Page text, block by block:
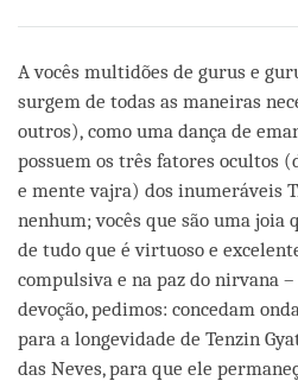
on
A vocês multidões de gurus e
surgem de todas as maneiras
outros), como uma dança de
possuem os três fatores ocultos
e mente vajra) dos inumeráveis
nenhum; vocês que são uma joia
de tudo que é virtuoso e
compulsiva e na paz do nirvana –
devoção, pedimos: concedam
para a longevidade de Tenzin
das Neves, para que ele